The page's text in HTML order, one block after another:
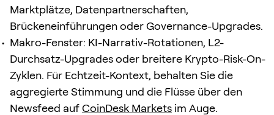
Marktplätze, Datenpartnerschaften,
Brückeneinführungen oder Governance-Upgrades.
Makro-Fenster: KI-Narrativ-Rotationen, L2-
Durchsatz-Upgrades oder breitere Krypto-Risk-On-
Zyklen. Für Echtzeit-Kontext, behalten Sie die
aggregierte Stimmung und die Flüsse über den
Newsfeed aufCoinDesk Markets im Auge.